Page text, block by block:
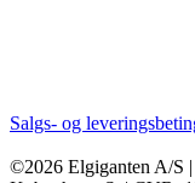
Salgs- og
©2026 Elgiganten A/S